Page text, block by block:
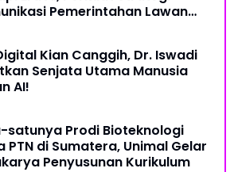
Pemerintahan Lawan
Kian Canggih, Dr. Iswadi
Senjata Utama Manusia
AI!
satunya Prodi Bioteknologi
PTN di Sumatera, Unimal Gelar
Penyusunan Kurikulum